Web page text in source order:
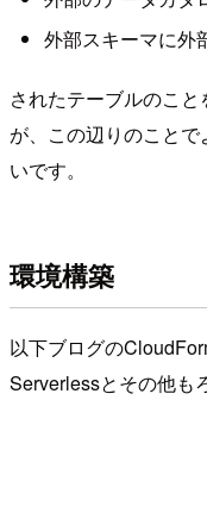
外部スキーマに外
されたテーブルのこ
が、この辺りのこと
いです。
環境構築
以下ブログの
Serverlessとその他も